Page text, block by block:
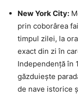
New York City:
prin coborârea
timpul zilei, la
exact din zi în
Independență în
găzduiește
de nave istorice